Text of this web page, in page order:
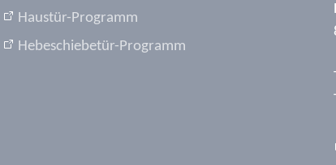
Haustür-Programm
Hebeschiebetür-Programm